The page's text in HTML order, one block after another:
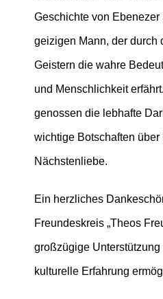
Geschichte von
geizigen Mann, der durch
Geistern die wahre
und Menschlichkeit
genossen die lebhafte
wichtige Botschaften über
Nächstenliebe.
Ein herzliches
Freundeskreis „Theos
großzügige
kulturelle Erfahrung